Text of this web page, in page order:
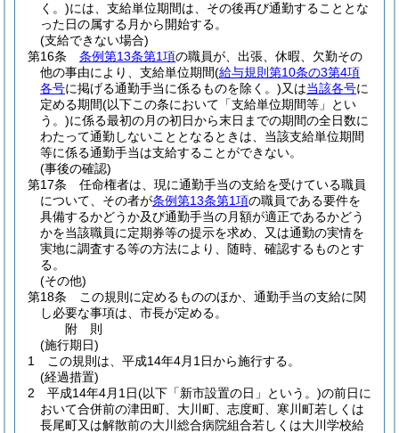
く。)には、支給単位期間は、その後再び通勤することとな
った日の属する月から開始する。
(支給できない場合)
第16条
条例第13条第1項の職員が、出張、休暇、欠勤その
他の事由により、支給単位期間(給与規則第10条の3第4項
各号に掲げる通勤手当に係るものを除く。)又は当該各号に
定める期間(以下この条において「支給単位期間等」とい
う。)に係る最初の月の初日から末日までの期間の全日数に
わたって通勤しないこととなるときは、当該支給単位期間
等に係る通勤手当は支給することができない。
(事後の確認)
第17条
任命権者は、現に通勤手当の支給を受けている職員
について、その者が条例第13条第1項の職員である要件を
具備するかどうか及び通勤手当の月額が適正であるかどう
かを当該職員に定期券等の提示を求め、又は通勤の実情を
実地に調査する等の方法により、随時、確認するものとす
る。
(その他)
第18条
この規則に定めるもののほか、通勤手当の支給に関
し必要な事項は、市長が定める。
附 則
(施行期日)
1
この規則は、平成14年4月1日から施行する。
(経過措置)
2
平成14年4月1日(以下「新市設置の日」という。)の前日に
おいて合併前の津田町、大川町、志度町、寒川町若しくは
長尾町又は解散前の大川総合病院組合若しくは大川学校給